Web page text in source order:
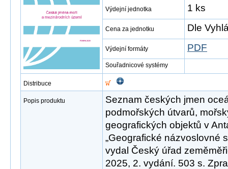
Výdejní jednotka 1 ks
Cena za jednotku Dle
Výdejní formáty PDF
Souřadnicové systémy
Distribuce
Popis produktu
Seznam českých jmen
podmořských útvarů,
geografických objektů v
„Geografické názvoslovné
vydal Český úřad
2025, 2. vydání. 503 s.